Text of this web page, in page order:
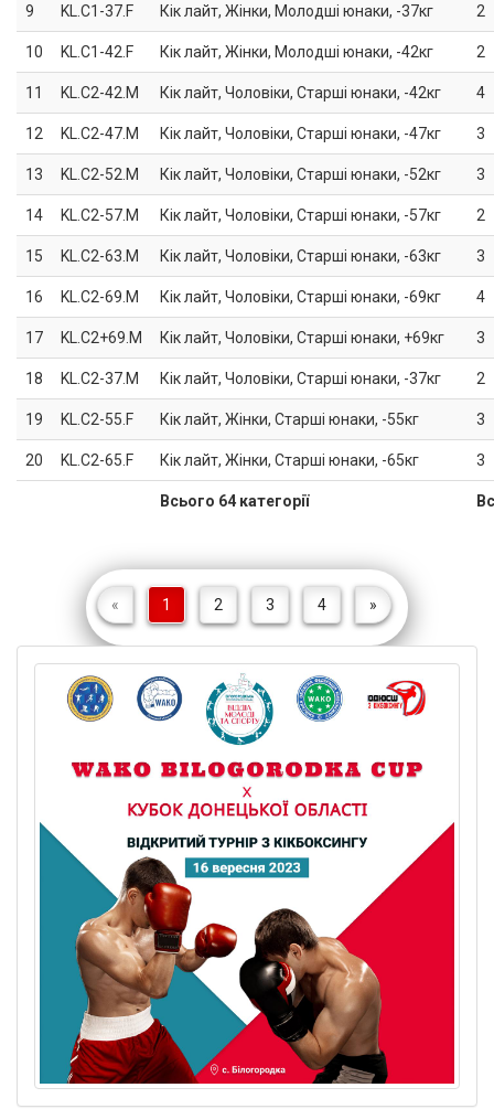
Всього 64 категорії
9 KL.C1-37.F Кік лайт, Жінки, Молодші юнаки, -37кг 2
10 KL.C1-42.F Кік лайт, Жінки, Молодші юнаки, -42кг 2
11 KL.C2-42.M Кік лайт, Чоловіки, Старші юнаки, -42кг 4
12 KL.C2-47.M Кік лайт, Чоловіки, Старші юнаки, -47кг 3
13 KL.C2-52.M Кік лайт, Чоловіки, Старші юнаки, -52кг 3
14 KL.C2-57.M Кік лайт, Чоловіки, Старші юнаки, -57кг 2
15 KL.C2-63.M Кік лайт, Чоловіки, Старші юнаки, -63кг 3
16 KL.C2-69.M Кік лайт, Чоловіки, Старші юнаки, -69кг 4
17 KL.C2+69.M Кік лайт, Чоловіки, Старші юнаки, +69кг 3
18 KL.C2-37.M Кік лайт, Чоловіки, Старші юнаки, -37кг 2
19 KL.C2-55.F Кік лайт, Жінки, Старші юнаки, -55кг 3
20 KL.C2-65.F Кік лайт, Жінки, Старші юнаки, -65кг 3
« 1 2 3 4 »